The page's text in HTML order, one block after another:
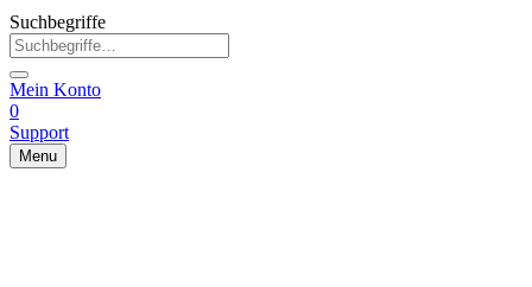
Suchbegriffe
Mein Konto
0
Support
Menu